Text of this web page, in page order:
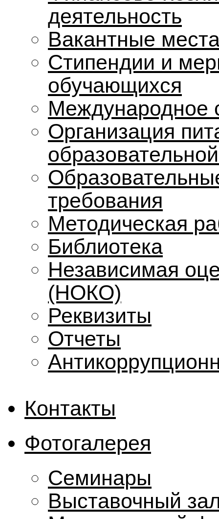
деятельность
Вакантные
Стипендии и
обучающихся
Международное
Организация
требования
Методическая
Библиотека
Независимая
(НОКО)
Реквизиты
Отчеты
Контакты
Фотогалерея
Семинары
Выставочный